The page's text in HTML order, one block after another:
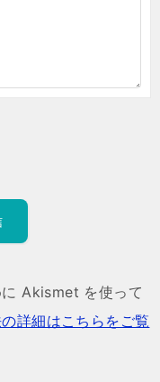
Akismet を使って
詳細はこちらをご覧